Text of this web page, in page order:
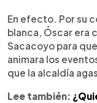
En efecto. Por su
blanca, Óscar era
Sacacoyo para
animara los
que la alcaldía
Lee también: